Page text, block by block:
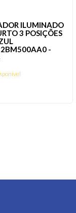
ILUMINADO
3 POSIÇÕES
-